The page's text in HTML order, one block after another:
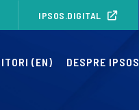
IPSOS.DIGITAL
(EN) DESPRE IPSOS